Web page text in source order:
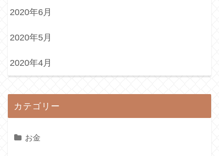
2020年6月
2020年5月
2020年4月
カテゴリー
お金